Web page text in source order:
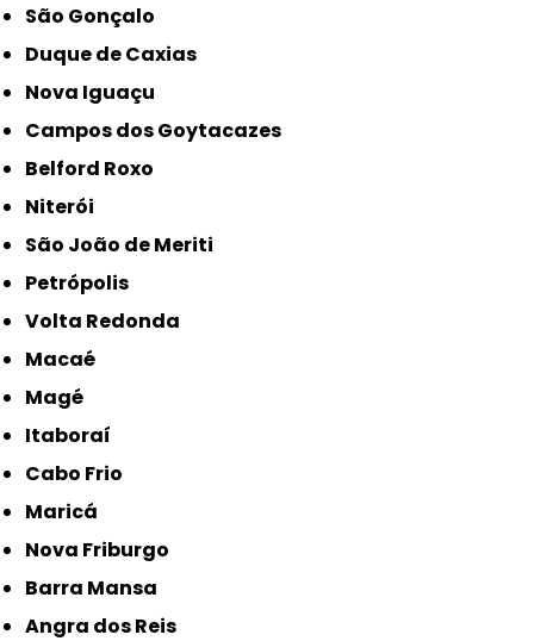
São Gonçalo
Duque de Caxias
Nova Iguaçu
Campos dos Goytacazes
Belford Roxo
Niterói
São João de Meriti
Petrópolis
Volta Redonda
Macaé
Magé
Itaboraí
Cabo Frio
Maricá
Nova Friburgo
Barra Mansa
Angra dos Reis